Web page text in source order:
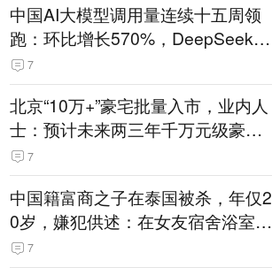
中国AI大模型调用量连续十五周领
跑：环比增长570%，DeepSeek-V
4-Flash正式版登顶！MiniMax M
3、阶跃星辰Step 3.7 Flash跌出榜
单
7
北京“10万+”豪宅批量入市，业内人
士：预计未来两三年千万元级豪宅
潜在供应达万套！谁在买单？
7
中国籍富商之子在泰国被杀，年仅2
0岁，嫌犯供述：在女友宿舍浴室发
现他，持刀询问身份时发生拉扯
7